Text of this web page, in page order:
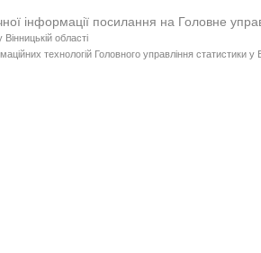
інформації посилання на Головне
області
технологій Головного управління статистики у